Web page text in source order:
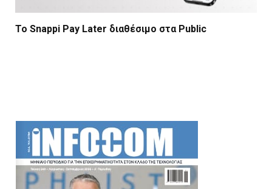
Το Snappi Pay Later διαθέσιμο στα Public